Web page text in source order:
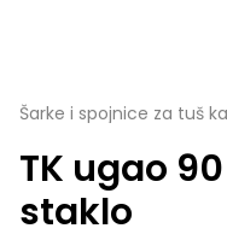
Šarke i spojnice za tuš
TK ugao
staklo